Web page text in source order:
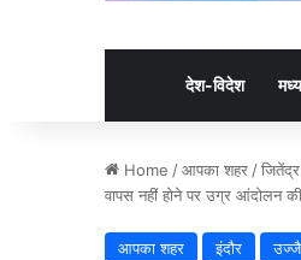
देश-विदेश
Home /आपका शहर /
वापस नहीं होने पर उग्र आंदोलन
आपका शहर इंदौर